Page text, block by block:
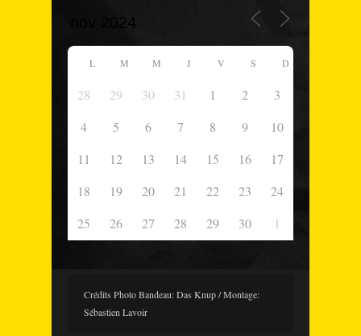
L M M J V S D
28 29 30 31 1 2
3
4
5 6 7 8 9
10
11
12 13 14 15 16
17
18
19 20 21 22 23
24
25
26 27 28 29 30 1
Crédits Photo Bandeau: Das Knup / Montage:
Sébastien Lavoir